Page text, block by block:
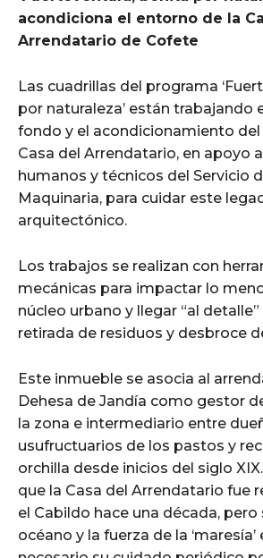
acondiciona el entorno de la
Arrendatario de Cofete
Las cuadrillas del programa
por naturaleza’ están trabajando
fondo y el acondicionamiento
Casa del Arrendatario, en apoyo
humanos y técnicos del Servicio
Maquinaria, para cuidar este
arquitectónico.
Los trabajos se realizan con
mecánicas para impactar lo
núcleo urbano y llegar “al
retirada de residuos y desbroce
Este inmueble se asocia al
Dehesa de Jandía como gestor
la zona e intermediario entre
usufructuarios de los pastos y
orchilla desde inicios del siglo
que la Casa del Arrendatario fue
el Cabildo hace una década, pero
océano y la fuerza de la